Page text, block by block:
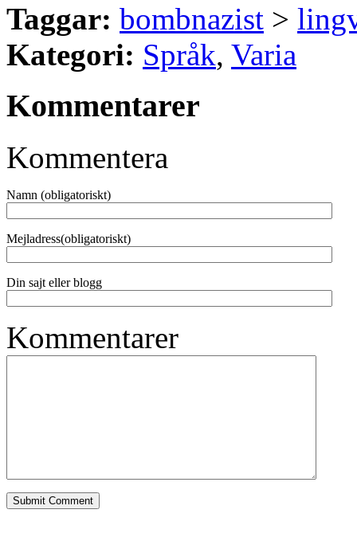
Taggar: bombnazist >
Kategori: Språk, Varia
Kommentarer
Kommentera
Namn (obligatoriskt)
Mejladress(obligatoriskt)
Din sajt eller blogg
Kommentarer